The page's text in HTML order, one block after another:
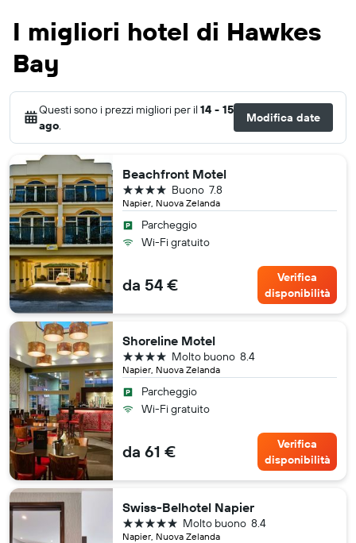
I migliori hotel di Hawkes
Bay
Questi sono i prezzi migliori per il 14 - 15
ago
Modifica date
Beachfront Motel
Napier, Nuova Zelanda
7.8
Buono
4 stelle
Parcheggio
Wi-Fi gratuito
da 54 €
Verifica
disponibilità
Shoreline Motel
Napier, Nuova Zelanda
8.4
Molto buono
4 stelle
Parcheggio
Wi-Fi gratuito
da 61 €
Verifica
disponibilità
Swiss-Belhotel Napier
Napier, Nuova Zelanda
8.4
Molto buono
5 stelle